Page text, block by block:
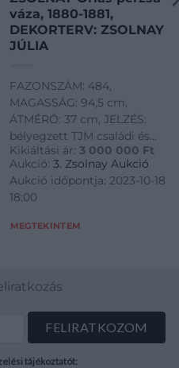
váza, 1880-1881,
DEKORTERV: ZSOLNAY
JÚLIA
FAZONSZÁM: 484,
MAGASSÁG: 94,5 cm,
ÁTMÉRŐ: 37 cm, JELZÉS:
bélyegzett TJM családi és
masszába nyomott
ZSOLNAY PÉCS
márkajelzések, masszába
nyomott Z. W. PÉCS
Kikiáltási ár: 3 000 000 Ft
Aukció: 3. Zsolnay Aukció
Aukció időpontja: 2023-10-18
18:00
MEGTEKINTEM
tájékoztatót: